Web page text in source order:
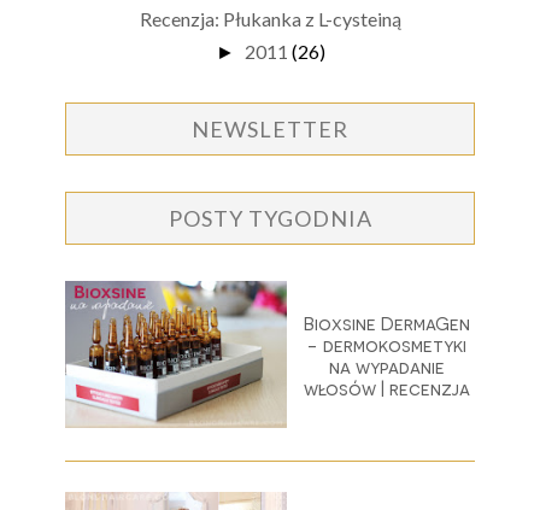
Recenzja: Płukanka z L-cysteiną
► 2011 (26)
NEWSLETTER
POSTY TYGODNIA
Bioxsine DermaGen
- dermokosmetyki
na wypadanie
włosów | recenzja